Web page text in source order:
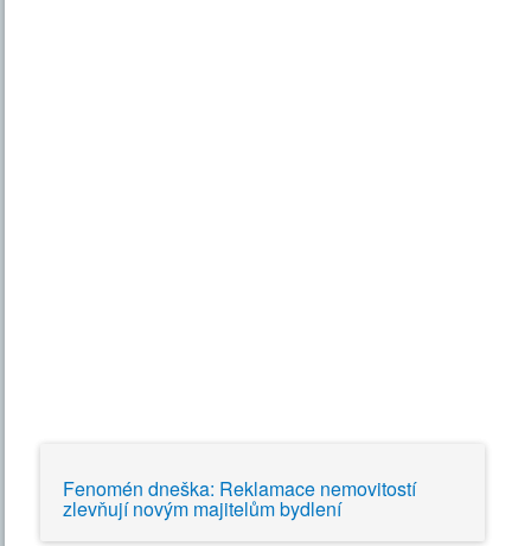
Fenomén dneška: Reklamace nemovitostí
zlevňují novým majitelům bydlení